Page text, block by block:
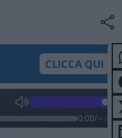
CLICCA QUI
0:00/--:--